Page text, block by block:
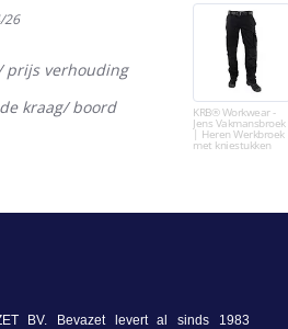
26
prijs verhouding
kraag/ boord
KRB® Workwear -
Jens Vakmansbroek
| Heren Werkbroek
met kniestukken
BV. Bevazet levert al sinds 1983